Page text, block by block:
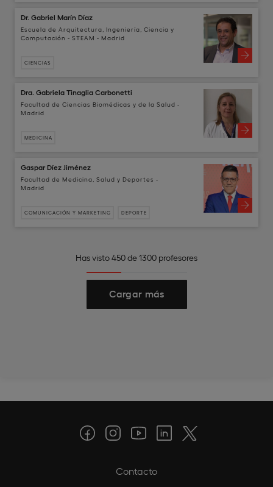
Dr. Gabriel Marín Díaz
Escuela de Arquitectura, Ingeniería, Ciencia y
Computación - STEAM - Madrid
CIENCIAS
Dra. Gabriela Tinaglia Carbonetti
Facultad de Ciencias Biomédicas y de la Salud -
Madrid
MEDICINA
Gaspar Díez Jiménez
Facultad de Medicina, Salud y Deportes -
Madrid
COMUNICACIÓN Y MARKETING DEPORTE
Has visto 450 de 1300 profesores
Cargar más
Contacto